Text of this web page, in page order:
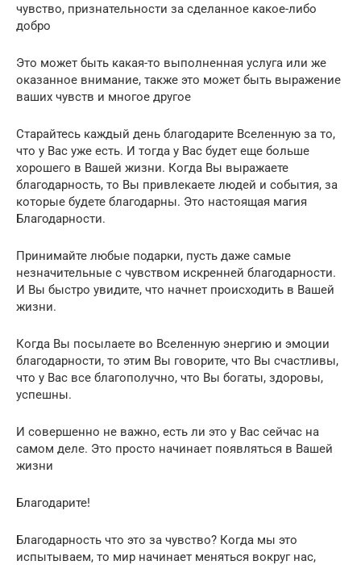
чувство, признательности за сделанное какое-либо
добро
Это может быть какая-то выполненная услуга или же
оказанное внимание, также это может быть выражение
ваших чувств и многое другое
Старайтесь каждый день благодарите Вселенную за то,
что у Вас уже есть. И тогда у Вас будет еще больше
хорошего в Вашей жизни. Когда Вы выражаете
благодарность, то Вы привлекаете людей и события, за
которые будете благодарны. Это настоящая магия
Благодарности.
Принимайте любые подарки, пусть даже самые
незначительные с чувством искренней благодарности.
И Вы быстро увидите, что начнет происходить в Вашей
жизни.
Когда Вы посылаете во Вселенную энергию и эмоции
благодарности, то этим Вы говорите, что Вы счастливы,
что у Вас все благополучно, что Вы богаты, здоровы,
успешны.
И совершенно не важно, есть ли это у Вас сейчас на
самом деле. Это просто начинает появляться в Вашей
жизни
Благодарите!
Благодарность что это за чувство? Когда мы это
испытываем, то мир начинает меняться вокруг нас,